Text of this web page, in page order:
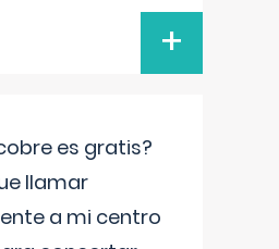
+
es gratis?
llamar
a mi centro